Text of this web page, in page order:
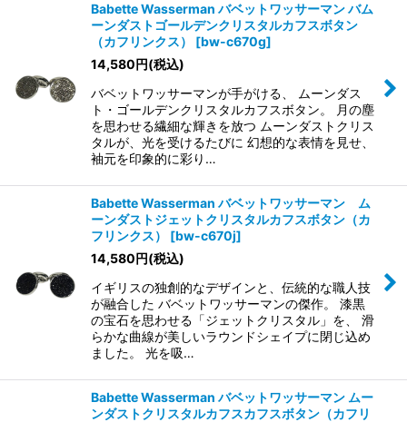
Babette Wasserman バベットワッサーマン バム
ーンダストゴールデンクリスタルカフスボタン
（カフリンクス）
[bw-c670g]
14,580円(税込)
バベットワッサーマンが手がける、 ムーンダス
ト・ゴールデンクリスタルカフスボタン。 月の塵
を思わせる繊細な輝きを放つ ムーンダストクリス
タルが、光を受けるたびに 幻想的な表情を見せ、
袖元を印象的に彩り…
Babette Wasserman バベットワッサーマン ム
ーンダストジェットクリスタルカフスボタン（カ
フリンクス）
[bw-c670j]
14,580円(税込)
イギリスの独創的なデザインと、伝統的な職人技
が融合した バベットワッサーマンの傑作。 漆黒
の宝石を思わせる「ジェットクリスタル」を、 滑
らかな曲線が美しいラウンドシェイプに閉じ込め
ました。 光を吸…
Babette Wasserman バベットワッサーマン ムー
ンダストクリスタルカフスカフスボタン（カフリ